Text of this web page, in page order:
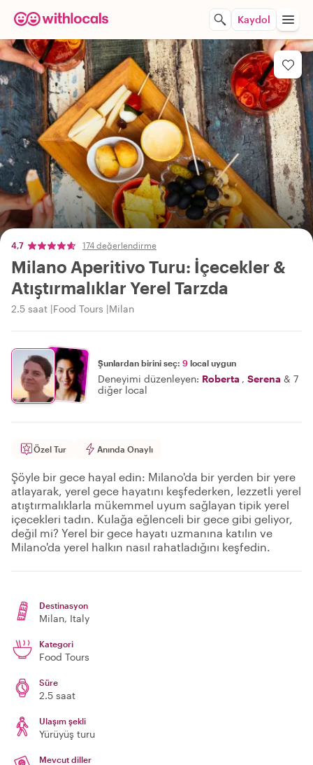
Kaydol
4,7 174 değerlendirme
Milano Aperitivo Turu: İçecekler &
Atıştırmalıklar Yerel Tarzda
2.5 saat Food Tours Milan
Şunlardan birini seç: 9 local uygun
Deneyimi düzenleyen: Roberta , Serena & 7
diğer local
Özel Tur Anında Onaylı
Şöyle bir gece hayal edin: Milano'da bir yerden bir yere
atlayarak, yerel gece hayatını keşfederken, lezzetli yerel
atıştırmalıklarla mükemmel uyum sağlayan tipik yerel
içecekleri tadın. Kulağa eğlenceli bir gece gibi geliyor,
değil mi? Yerel bir gece hayatı uzmanına katılın ve
Milano'da yerel halkın nasıl rahatladığını keşfedin.
Destinasyon
Milan, Italy
Kategori
Food Tours
Süre
2.5 saat
Ulaşım şekli
Yürüyüş turu
Mevcut diller